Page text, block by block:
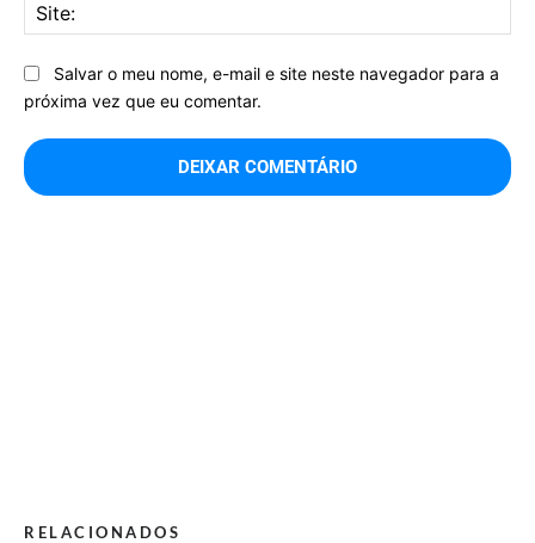
Salvar o meu nome, e-mail e site neste navegador para a
próxima vez que eu comentar.
RELACIONADOS